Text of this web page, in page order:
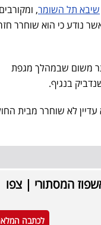
שיבא תל השומר, ומקורבים
נודע כי הוא שוחרר
משום שבמהלך מגפת
לא שוחרר מבית
המסתורי | צפו
לכתבה